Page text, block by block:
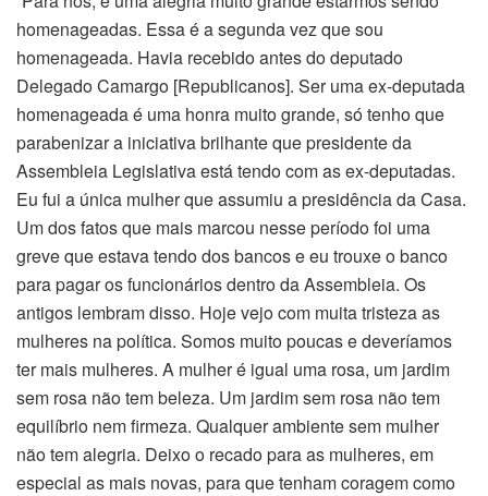
homenageadas. Essa é a segunda vez que sou
homenageada. Havia recebido antes do deputado
Delegado Camargo [Republicanos]. Ser uma ex-deputada
homenageada é uma honra muito grande, só tenho que
parabenizar a iniciativa brilhante que presidente da
Assembleia Legislativa está tendo com as ex-deputadas.
Eu fui a única mulher que assumiu a presidência da Casa.
Um dos fatos que mais marcou nesse período foi uma
greve que estava tendo dos bancos e eu trouxe o banco
para pagar os funcionários dentro da Assembleia. Os
antigos lembram disso. Hoje vejo com muita tristeza as
mulheres na política. Somos muito poucas e deveríamos
ter mais mulheres. A mulher é igual uma rosa, um jardim
sem rosa não tem beleza. Um jardim sem rosa não tem
equilíbrio nem firmeza. Qualquer ambiente sem mulher
não tem alegria. Deixo o recado para as mulheres, em
especial as mais novas, para que tenham coragem como